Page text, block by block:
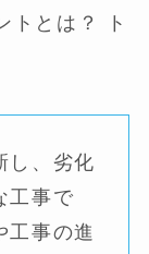
トとは？ ト
し、劣化
工事で
工事の進